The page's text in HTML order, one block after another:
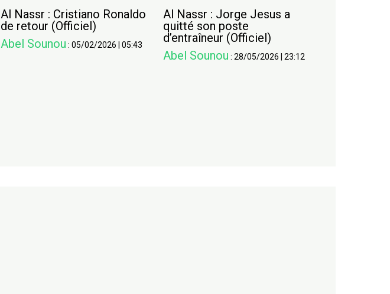
Al Nassr : Cristiano Ronaldo
de retour (Officiel)
Abel Sounou : 05/02/2026 05:43
Al Nassr : Jorge Jesus a
quitté son poste
d’entraîneur (Officiel)
Abel Sounou : 28/05/2026 23:12